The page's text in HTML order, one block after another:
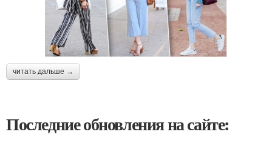
читать дальше →
Последние обновления на сайте: